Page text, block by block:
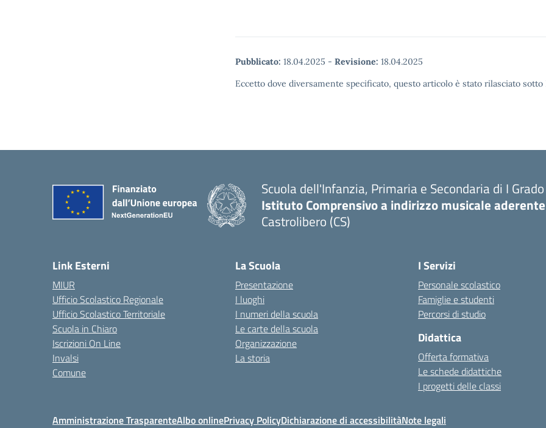
Pubblicato: 18.04.2025 - Revisione: 18.04.2025
Eccetto dove diversamente specificato, questo articolo è stato rilasciato
Scuola dell'Infanzia, Primaria e Secondaria di I Grado
Istituto Comprensivo a indirizzo musicale
Castrolibero (CS)
Link Esterni
MIUR
Ufficio Scolastico Regionale
Ufficio Scolastico Territoriale
Scuola in Chiaro
Iscrizioni On Line
Invalsi
Comune
La Scuola
Presentazione
I luoghi
I numeri della scuola
Le carte della scuola
Organizzazione
La storia
I Servizi
Personale scolastico
Famiglie e studenti
Percorsi di studio
Didattica
Offerta formativa
Le schede didattiche
I progetti delle classi
Amministrazione TrasparenteAlbo onlinePrivacy PolicyDichiarazione di accessibilitàNote legali